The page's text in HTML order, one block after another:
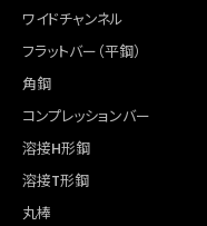
ワイドチャンネル
フラットバー（平鋼）
角鋼
コンプレッションバー
溶接H形鋼
溶接T形鋼
丸棒